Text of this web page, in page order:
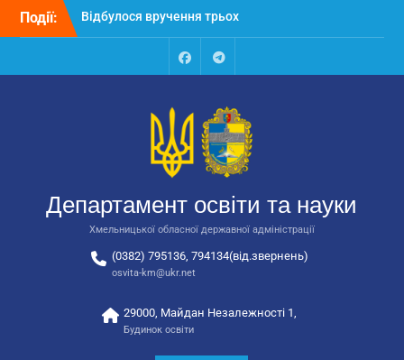
Перейти
Події:
Відбулося засідання
колегії Департаменту
освіти та науки обласної
державної адміністрації
відповідальних за
національно-патріотичне
автобусів для потреб
закладів освіти
FacebookTalegram
Департамент освіти та науки
Хмельницької обласної державної адміністрації
(0382) 795136, 794134(від.звернень)
osvita-km@ukr.net
29000, Майдан Незалежності 1,
Будинок освіти